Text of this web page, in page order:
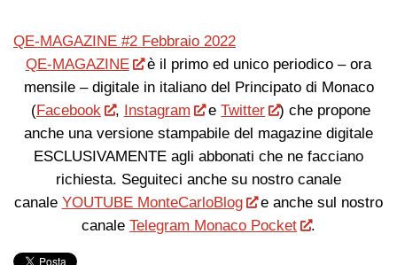
QE-MAGAZINE #2 Febbraio 2022
QE-MAGAZINE
è il primo ed unico periodico – ora
mensile – digitale in italiano del Principato di Monaco
(Facebook , Instagram eTwitter
) che propone
anche una versione stampabile del magazine digitale
ESCLUSIVAMENTE agli abbonati che ne facciano
richiesta. Seguiteci anche su nostro canale
canale YOUTUBE MonteCarloBlog
e anche sul nostro
canaleTelegram Monaco Pocket .